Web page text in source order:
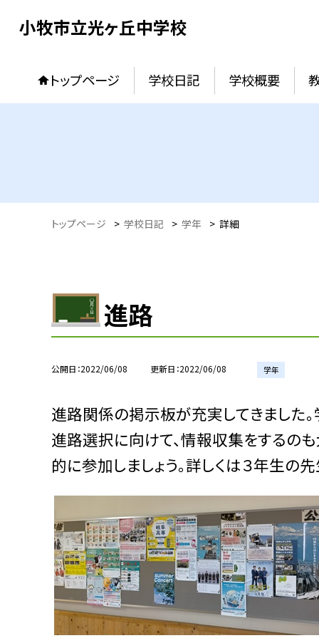
小牧市立光ヶ丘中学校
トップページ 学校日記 学校概要
トップページ > 学校日記 > 学年 > 詳細
進路
公開日 2022/06/08 更新日 2022/06/08 学年
進路関係の掲示板が充実してきました
進路選択に向けて、情報収集をするの
的に参加しましょう。詳しくは３年生の